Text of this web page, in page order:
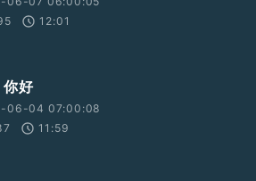
12:01
好
06-04 07:00:08
11:59